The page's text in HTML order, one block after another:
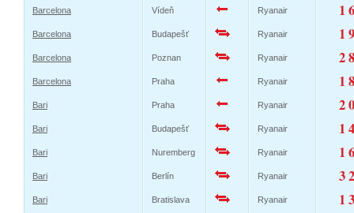
Barcelona Vídeň Ryanair 1
Barcelona Budapešť Ryanair 1
Barcelona Poznan Ryanair 2
Barcelona Praha Ryanair 1
Bari Praha Ryanair 2
Bari Budapešť Ryanair 1
Bari Nuremberg Ryanair 1
Bari Berlín Ryanair 3
Bari Bratislava Ryanair 1